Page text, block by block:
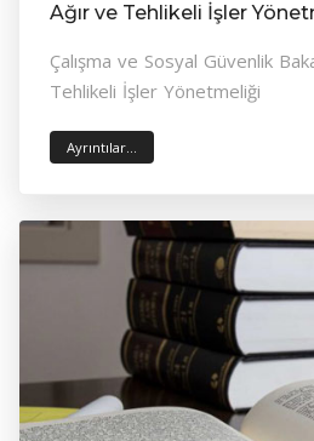
Ağır ve Tehlikeli İşler
Çalışma ve Sosyal Güvenlik
Tehlikeli İşler Yönetmeliği
Ayrıntılar...